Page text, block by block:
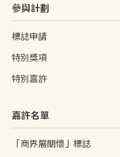
參與計劃
標誌申請
特別獎項
特別嘉許
嘉許名單
「商界展關懷」標誌